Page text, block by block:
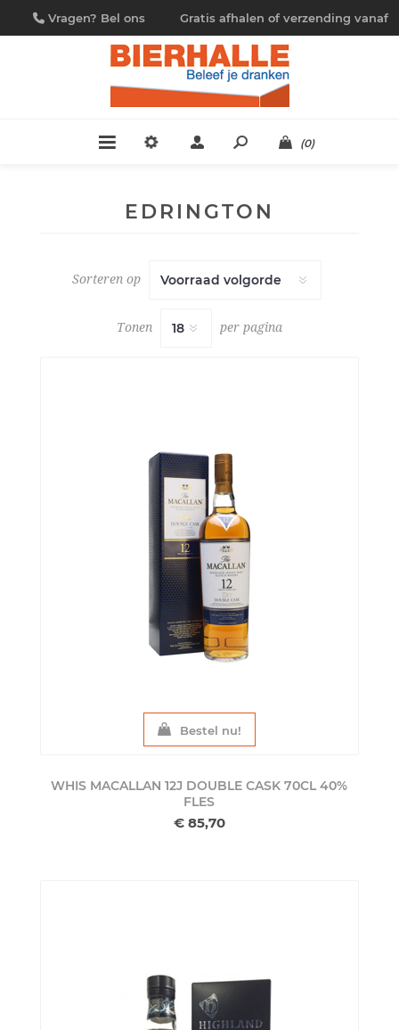
Vragen? Bel ons
09/230.88.44
Gratis afhalen of verzending vanaf
€ 4,95
(0)
EDRINGTON
Sorteren op
Tonen per pagina
Bestel nu!
WHIS MACALLAN 12J DOUBLE CASK 70CL 40%
FLES
€ 85,70